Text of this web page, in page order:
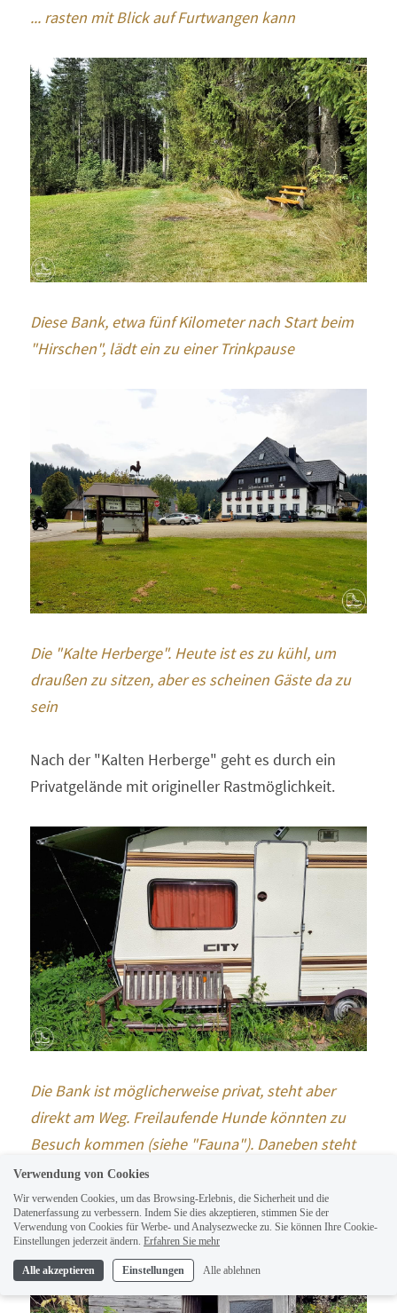
... rasten mit Blick auf Furtwangen kann
Diese Bank, etwa fünf Kilometer nach Start beim
"Hirschen", lädt ein zu einer Trinkpause
Die "Kalte Herberge". Heute ist es zu kühl, um
draußen zu sitzen, aber es scheinen Gäste da zu
sein
Nach der "Kalten Herberge" geht es durch ein
Privatgelände mit origineller Rastmöglichkeit.
Die Bank ist möglicherweise privat, steht aber
direkt am Weg. Freilaufende Hunde könnten zu
Besuch kommen (siehe "Fauna"). Daneben steht
übrigens noch eine nicht zugewachsene Bank
Verwendung von Cookies
Wir verwenden Cookies, um das Browsing-Erlebnis, die Sicherheit und die
Datenerfassung zu verbessern. Indem Sie dies akzeptieren, stimmen Sie der
Verwendung von Cookies für Werbe- und Analysezwecke zu. Sie können Ihre Cookie-
Einstellungen jederzeit ändern. Erfahren Sie mehr
Alle akzeptieren Einstellungen Alle ablehnen